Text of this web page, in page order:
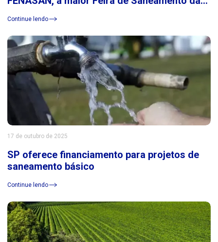
Continue lendo
17 de outubro de 2025
SP oferece financiamento para projetos de
saneamento básico
Continue lendo